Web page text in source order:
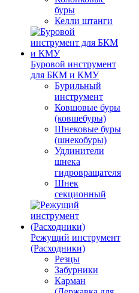
буры
Келли штанги
Буровой инструмент
для БКМ и КМУ
Бурильный
инструмент
Ковшовые буры
(ковшебуры)
Шнековые буры
(шнекобуры)
Удлинители
шнека
гидровращателя
Шнек
секционный
Режущий инструмент
(Расходники)
Резцы
Забурники
Карман